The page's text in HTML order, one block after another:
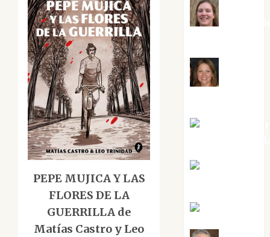
PEPE MUJICA Y LAS
FLORES DE LA
GUERRILLA de
Matías Castro y Leo